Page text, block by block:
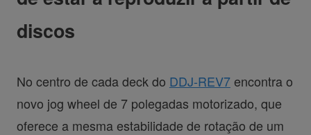
discos
No centro de cada deck do DDJ-REV7encontra o
novo jog wheel de 7 polegadas motorizado, que
oferece a mesma estabilidade de rotação de um